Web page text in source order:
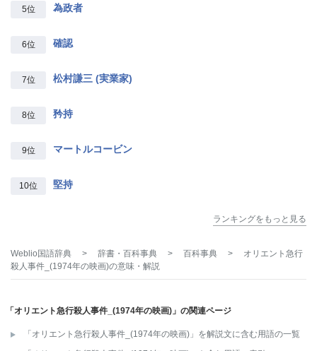
5位 為政者
6位 確認
7位 松村謙三 (実業家)
8位 矜持
9位 マートルコービン
10位 堅持
ランキングをもっと見る
Weblio国語辞典 > 辞書・百科事典 > 百科事典 >
オリエント急行
殺人事件_(1974年の映画)の意味・解説
「オリエント急行殺人事件_(1974年の映画)」の関連ページ
「オリエント急行殺人事件_(1974年の映画)」を解説文に含む用語の一覧